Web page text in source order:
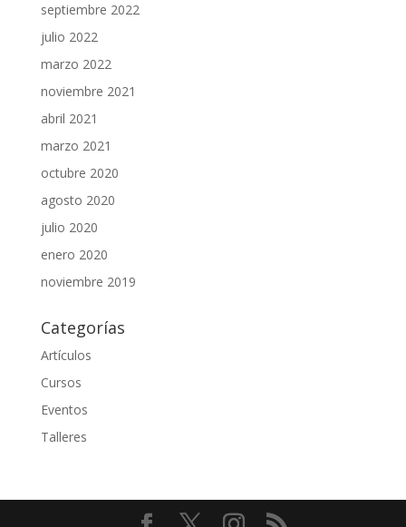
septiembre 2022
julio 2022
marzo 2022
noviembre 2021
abril 2021
marzo 2021
octubre 2020
agosto 2020
julio 2020
enero 2020
noviembre 2019
Categorías
Artículos
Cursos
Eventos
Talleres